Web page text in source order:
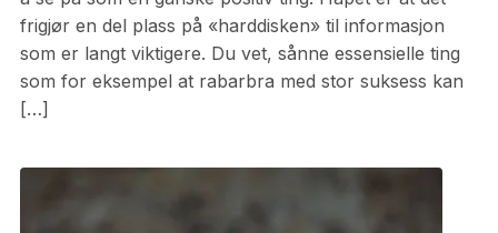
frigjør en del plass på «harddisken» til informasjon
som er langt viktigere. Du vet, sånne essensielle ting
som for eksempel at rabarbra med stor suksess kan
[…]